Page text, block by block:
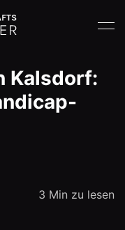
Kalsdorf:
3 Min zu lesen